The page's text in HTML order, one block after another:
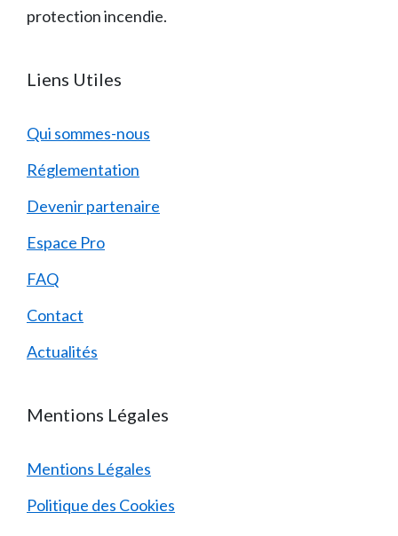
protection incendie.
Liens Utiles
Qui sommes-nous
Réglementation
Devenir partenaire
Espace Pro
FAQ
Contact
Actualités
Mentions Légales
Mentions Légales
Politique des Cookies